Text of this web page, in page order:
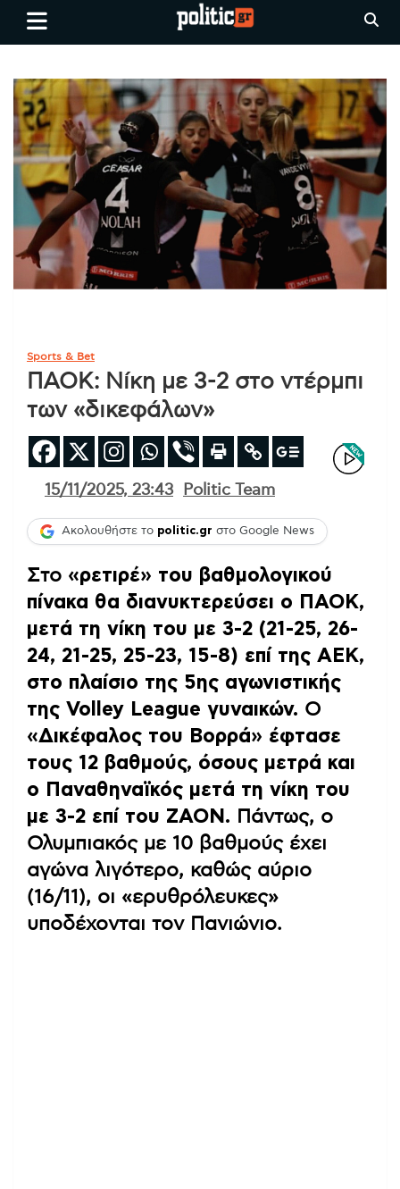
Skip
Ειδήσεις απο τη
Θεσσαλονίκη, την Ελλάδα και
όλο τον Κόσμο
politic.gr
Sports & Bet
ΠΑΟΚ: Νίκη με 3-2 στο ντέρμπι
των «δικεφάλων»
15/11/2025, 23:43 Politic Team
Ακολουθήστε το politic.gr στο Google News
Στο «ρετιρέ» του βαθμολογικού
πίνακα θα διανυκτερεύσει ο ΠΑΟΚ,
μετά τη νίκη του με 3-2 (21-25, 26-
24, 21-25, 25-23, 15-8) επί της ΑΕΚ,
στο πλαίσιο της 5ης αγωνιστικής
της Volley League γυναικών. O
«Δικέφαλος του Βορρά» έφτασε
τους 12 βαθμούς, όσους μετρά και
ο Παναθηναϊκός μετά τη νίκη του
με 3-2 επί του ΖΑΟΝ. Πάντως, ο
Ολυμπιακός με 10 βαθμούς έχει
αγώνα λιγότερο, καθώς αύριο
(16/11), οι «ερυθρόλευκες»
υποδέχονται τον Πανιώνιο.